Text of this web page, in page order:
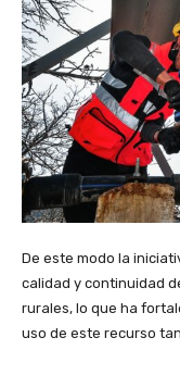
De este modo la
calidad y continuidad
rurales, lo que ha
uso de este recurso